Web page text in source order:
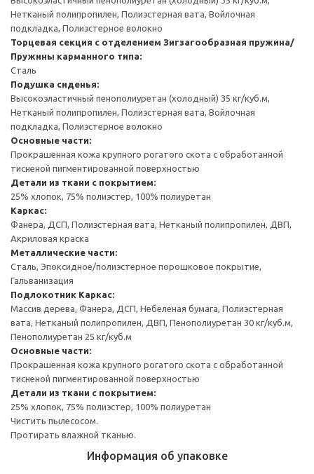
Нетканый полипропилен, Полиэстерная вата, Войлочная
подкладка, Полиэстерное волокно
Торцевая секция с отделением Зигзагообразная пружина/
Пружины карманного типа:
Сталь
Подушка сиденья:
Высокоэластичный пенополиуретан (холодный) 35 кг/куб.м,
Нетканый полипропилен, Полиэстерная вата, Войлочная
подкладка, Полиэстерное волокно
Основные части:
Прокрашенная кожа крупного рогатого скота с обработанной
тисненой пигментированной поверхностью
Детали из ткани с покрытием:
25% хлопок, 75% полиэстер, 100% полиуретан
Каркас:
Фанера, ДСП, Полиэстерная вата, Нетканый полипропилен, ДВП,
Акриловая краска
Металлические части:
Сталь, Эпоксидное/полиэстерное порошковое покрытие,
Гальванизация
Подлокотник Каркас:
Массив дерева, Фанера, ДСП, Небеленая бумага, Полиэстерная
вата, Нетканый полипропилен, ДВП, Пенополиуретан 30 кг/куб.м,
Пенополиуретан 25 кг/куб.м
Основные части:
Прокрашенная кожа крупного рогатого скота с обработанной
тисненой пигментированной поверхностью
Детали из ткани с покрытием:
25% хлопок, 75% полиэстер, 100% полиуретан
Чистить пылесосом.
Протирать влажной тканью.
Информация об упаковке